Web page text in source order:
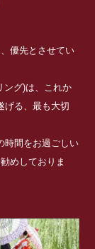
優先とさせてい
ング)は、これか
げる、最も大切
時間をお過ごしい
めしておりま